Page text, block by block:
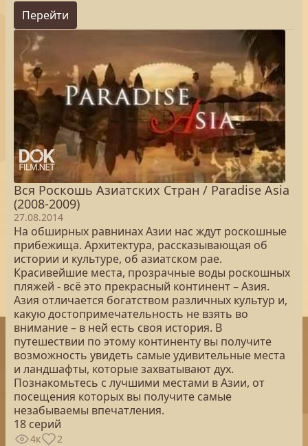
Перейти
Вся Роскошь Азиатских Стран / Paradise Asia
(2008-2009)
27.08.2014
На обширных равнинах Азии нас ждут роскошные
прибежища. Архитектура, рассказывающая об
истории и культуре, об азиатском рае.
Красивейшие места, прозрачные воды роскошных
пляжей - всё это прекрасный континент – Азия.
Азия отличается богатством различных культур и,
какую достопримечательность не взять во
внимание – в ней есть своя история. В
путешествии по этому континенту вы получите
возможность увидеть самые удивительные места
и ландшафты, которые захватывают дух.
Познакомьтесь с лучшими местами в Азии, от
посещения которых вы получите самые
незабываемы впечатления.
18 серий
4к 2